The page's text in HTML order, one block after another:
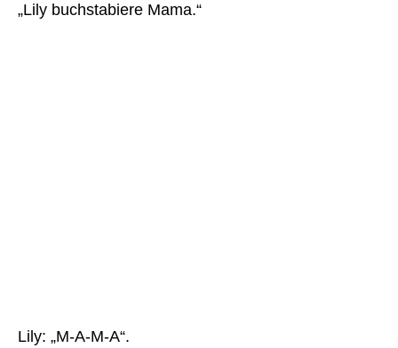
„Lily buchstabiere Mama.“
Lily: „M-A-M-A“.